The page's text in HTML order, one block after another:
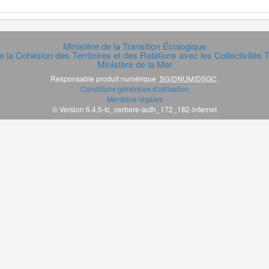
Ministère de la Transition Écologique
la Cohésion des Territoires et des Relations avec les Collectivités
Ministère de la Mer
Responsable produit numérique SG/DNUM/DSGC
Conditions générales d'utilisation
Mentions légales
© Version 6.4.5-tc_cerbere-auth_172_182-internet